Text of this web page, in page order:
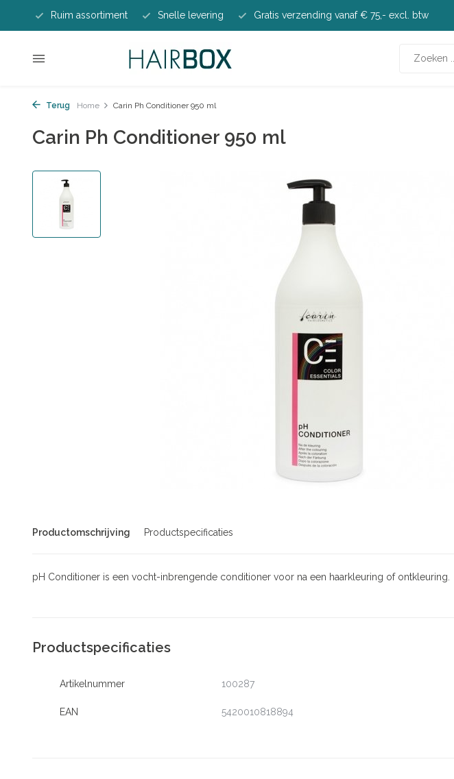
Ruim assortiment Snelle levering Gratis verzending vanaf € 75,- excl. btw
Terug Home Carin Ph Conditioner 950 ml
Carin Ph Conditioner 950 ml
Productomschrijving Productspecificaties
pH Conditioner is een vocht-inbrengende conditioner voor na een haarkleuring of ontkleuring.
Productspecificaties
Artikelnummer 100287
EAN 5420010818894